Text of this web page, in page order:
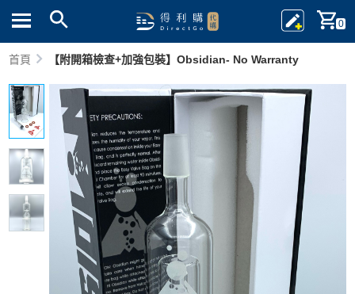
0
首頁 【附開箱檢查+加強包裝】Obsidian- No Warranty